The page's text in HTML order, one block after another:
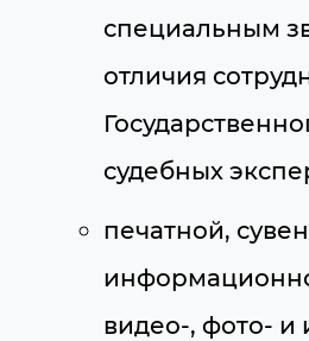
специальным
отличия
судебных
печатной,
видео-, фото- и